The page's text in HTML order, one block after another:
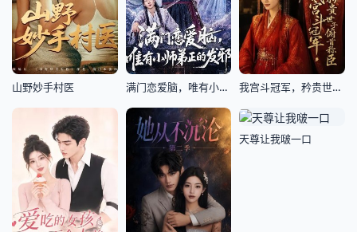
山野妙手村医 满门恋爱脑，唯有小师弟正的发邪 我宫斗冠军，矜贵世子俯首称臣
天尊让我啵一口